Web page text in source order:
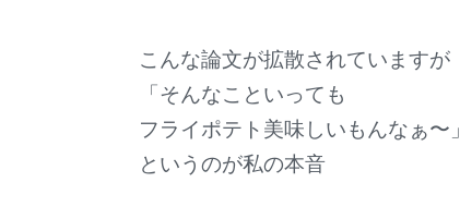
こんな論文が拡散されていますが
「そんなこといっても
フライポテト美味しいもんなぁ〜」
というのが私の本音